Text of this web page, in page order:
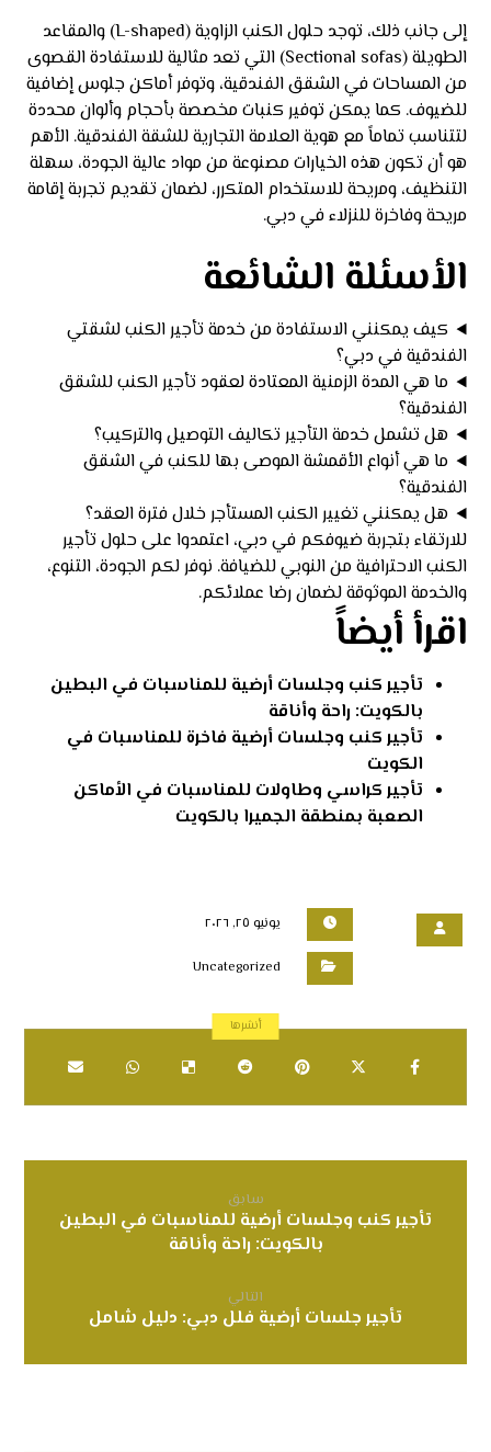
إلى جانب ذلك، توجد حلول الكنب الزاوية (L-shaped) والمقاعد
الطويلة (Sectional sofas) التي تعد مثالية للاستفادة القصوى
من المساحات في الشقق الفندقية، وتوفر أماكن جلوس إضافية
للضيوف. كما يمكن توفير كنبات مخصصة بأحجام وألوان محددة
لتتناسب تماماً مع هوية العلامة التجارية للشقة الفندقية. الأهم
هو أن تكون هذه الخيارات مصنوعة من مواد عالية الجودة، سهلة
التنظيف، ومريحة للاستخدام المتكرر، لضمان تقديم تجربة إقامة
مريحة وفاخرة للنزلاء في دبي.
الأسئلة الشائعة
كيف يمكنني الاستفادة من خدمة تأجير الكنب لشقتي
الفندقية في دبي؟
ما هي المدة الزمنية المعتادة لعقود تأجير الكنب للشقق
الفندقية؟
هل تشمل خدمة التأجير تكاليف التوصيل والتركيب؟
ما هي أنواع الأقمشة الموصى بها للكنب في الشقق
الفندقية؟
هل يمكنني تغيير الكنب المستأجر خلال فترة العقد؟
للارتقاء بتجربة ضيوفكم في دبي، اعتمدوا على حلول تأجير
الكنب الاحترافية من النوبي للضيافة. نوفر لكم الجودة، التنوع،
والخدمة الموثوقة لضمان رضا عملائكم.
اقرأ أيضاً
تأجير كنب وجلسات أرضية للمناسبات في البطين
بالكويت: راحة وأناقة
تأجير كنب وجلسات أرضية فاخرة للمناسبات في
الكويت
تأجير كراسي وطاولات للمناسبات في الأماكن
الصعبة بمنطقة الجميرا بالكويت
يونيو ٢٥, ٢٠٢٦
Uncategorized
سابق
تأجير كنب وجلسات أرضية للمناسبات في البطين
بالكويت: راحة وأناقة
التالي
تأجير جلسات أرضية فلل دبي: دليل شامل